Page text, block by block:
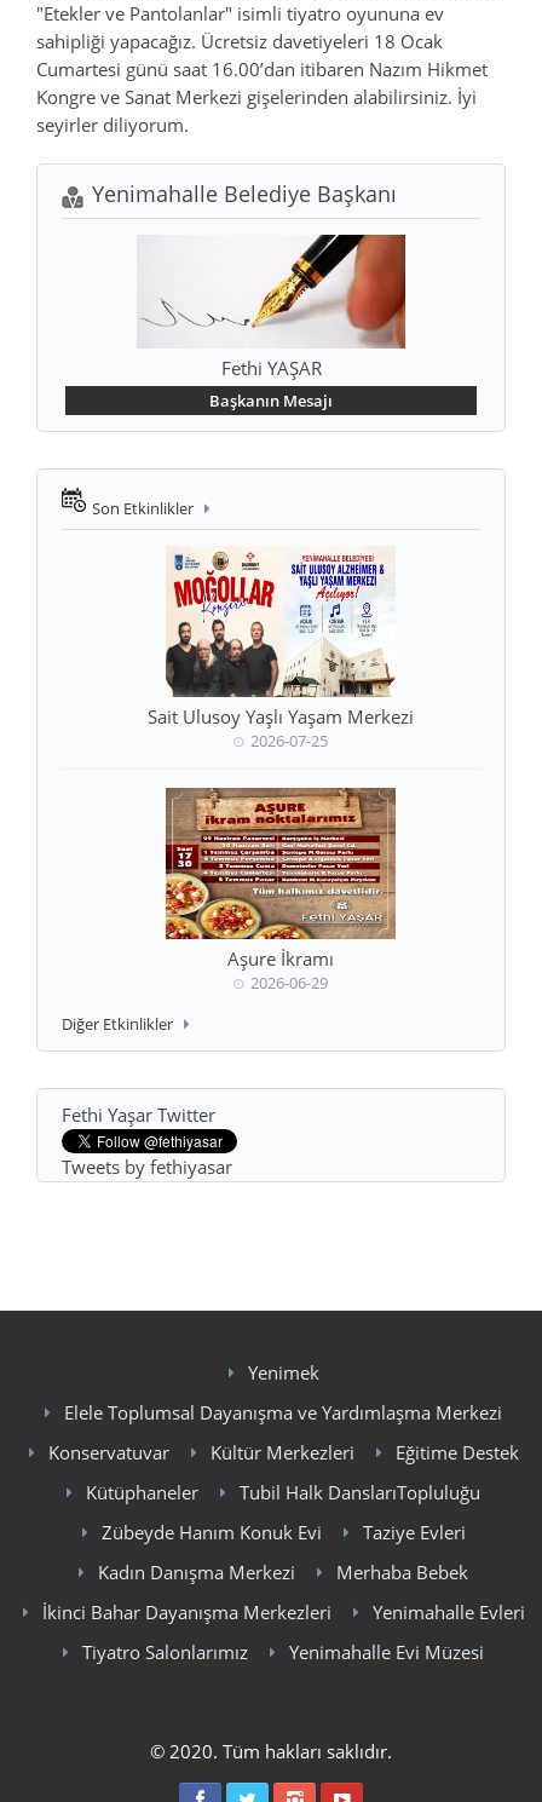
"Etekler ve Pantolanlar" isimli tiyatro oyununa ev
sahipliği yapacağız. Ücretsiz davetiyeleri 18 Ocak
Cumartesi günü saat 16.00’dan itibaren Nazım Hikmet
Kongre ve Sanat Merkezi gişelerinden alabilirsiniz. İyi
seyirler diliyorum.
Yenimahalle Belediye Başkanı
Fethi YAŞAR
Başkanın Mesajı
Son Etkinlikler
Sait Ulusoy Yaşlı Yaşam Merkezi
2026-07-25
Aşure İkramı
2026-06-29
Diğer Etkinlikler
Fethi Yaşar Twitter
Tweets by fethiyasar
Yenimek
Elele Toplumsal Dayanışma ve Yardımlaşma Merkezi
Konservatuvar
Kültür Merkezleri
Eğitime Destek
Kütüphaneler
Tubil Halk DanslarıTopluluğu
Zübeyde Hanım Konuk Evi
Taziye Evleri
Kadın Danışma Merkezi
Merhaba Bebek
İkinci Bahar Dayanışma Merkezleri
Yenimahalle Evleri
Tiyatro Salonlarımız
Yenimahalle Evi Müzesi
© 2020. Tüm hakları saklıdır.